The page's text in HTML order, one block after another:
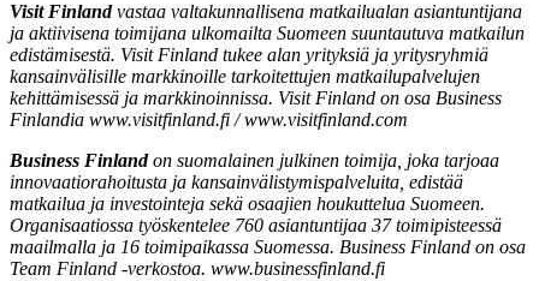
Visit Finlandvastaa valtakunnallisena matkailualan asiantuntijana
ja aktiivisena toimijana ulkomailta Suomeen suuntautuva matkailun
edistämisestä. Visit Finland tukee alan yrityksiä ja yritysryhmiä
kansainvälisille markkinoille tarkoitettujen matkailupalvelujen
kehittämisessä ja markkinoinnissa. Visit Finland on osa Business
Finlandia www.visitfinland.fi / www.visitfinland.com
Business Finlandon suomalainen julkinen toimija, joka tarjoaa
innovaatiorahoitusta ja kansainvälistymispalveluita, edistää
matkailua ja investointeja sekä osaajien houkuttelua Suomeen.
Organisaatiossa työskentelee 760 asiantuntijaa 37 toimipisteessä
maailmalla ja 16 toimipaikassa Suomessa. Business Finland on osa
Team Finland -verkostoa. www.businessfinland.fi